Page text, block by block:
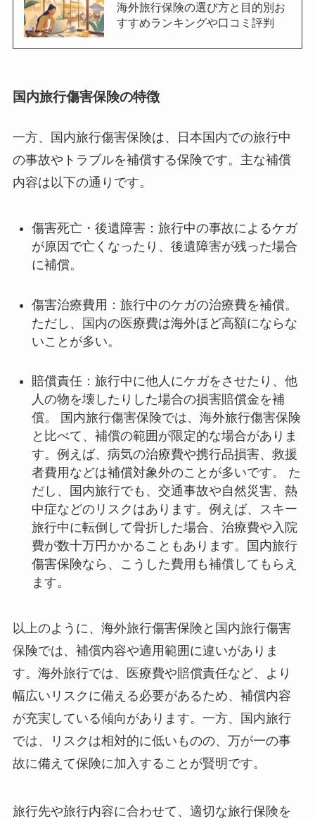
海外旅行保険の選び方と目的別お
すすめランキングや口コミ評判
国内旅行傷害保険の特徴
一方、国内旅行傷害保険は、日本国内での旅行中
の事故やトラブルを補償する保険です。主な補償
内容は以下の通りです。
傷害死亡・後遺障害：旅行中の事故によるケガ
が原因で亡くなったり、後遺障害が残った場合
に補償。
傷害治療費用：旅行中のケガの治療費を補償。
ただし、国内の医療費は海外ほど高額にならな
いことが多い。
賠償責任：旅行中に他人にケガをさせたり、他
人の物を壊したりした場合の損害賠償金を補
償。 国内旅行傷害保険では、海外旅行傷害保険
と比べて、補償の範囲が限定的な場合がありま
す。例えば、病気の治療費や携行品損害、救援
者費用などは補償対象外のことが多いです。 た
だし、国内旅行でも、交通事故や自然災害、熱
中症などのリスクはあります。例えば、スキー
旅行中に転倒して骨折した場合、治療費や入院
費が数十万円かかることもあります。国内旅行
傷害保険なら、こうした費用も補償してもらえ
ます。
以上のように、海外旅行傷害保険と国内旅行傷害
保険では、補償内容や適用範囲に違いがありま
す。海外旅行では、医療費や賠償責任など、より
幅広いリスクに備える必要があるため、補償内容
が充実している傾向があります。一方、国内旅行
では、リスクは相対的に低いものの、万が一の事
故に備えて保険に加入することが賢明です。
旅行先や旅行内容に合わせて、適切な旅行保険を